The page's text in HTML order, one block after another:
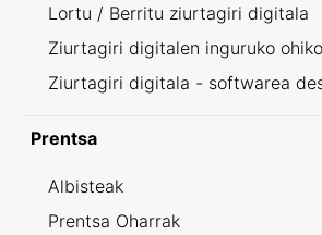
Lortu / Berritu ziurtagiri digitala
Ziurtagiri digitalen inguruko
Ziurtagiri digitala - softwarea
Prentsa
Albisteak
Prentsa Oharrak